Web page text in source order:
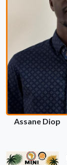
Assane Diop